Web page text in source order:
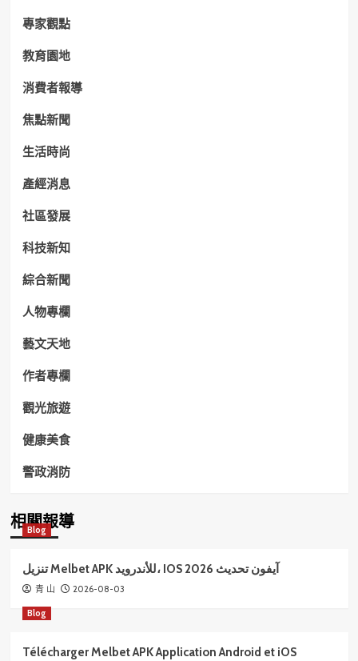
專家觀點
教育園地
消費者報導
焦點新聞
生活時尚
產經消息
社區發展
科技新知
綜合新聞
人物專欄
藝文天地
作者專欄
觀光旅遊
健康美食
警政消防
相關報導
Blog
تنزيل Melbet APK للأندرويد، IOS آيفون تحديث 2026
青 山 2026-08-03
Blog
Télécharger Melbet APK Application Android et iOS